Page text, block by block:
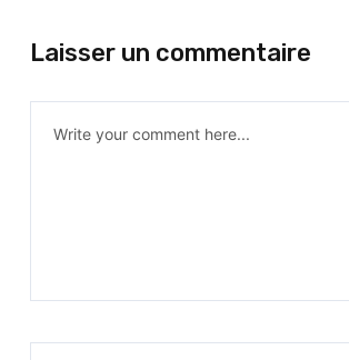
Laisser un commentaire